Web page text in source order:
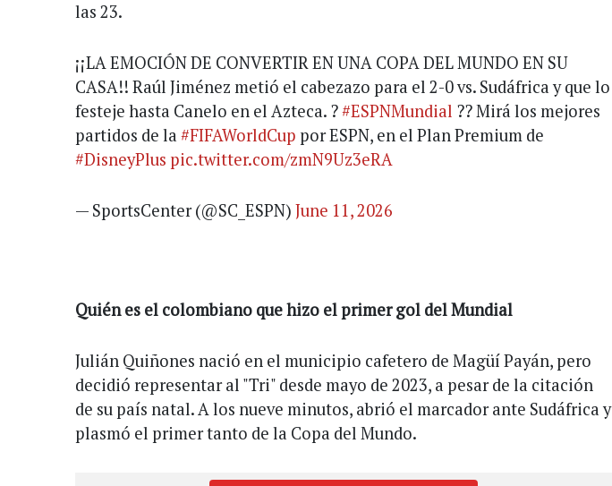
las 23.
¡¡LA EMOCIÓN DE CONVERTIR EN UNA COPA DEL MUNDO EN SU
CASA!! Raúl Jiménez metió el cabezazo para el 2-0 vs. Sudáfrica y que lo
festeje hasta Canelo en el Azteca. ?#ESPNMundial ?? Mirá los mejores
partidos de la #FIFAWorldCup por ESPN, en el Plan Premium de
#DisneyPlus pic.twitter.com/zmN9Uz3eRA
— SportsCenter (@SC_ESPN) June 11, 2026
Quién es el colombiano que hizo el primer gol del Mundial
Julián Quiñones nació en el municipio cafetero de Magüí Payán, pero
decidió representar al "Tri" desde mayo de 2023, a pesar de la citación
de su país natal. A los nueve minutos, abrió el marcador ante Sudáfrica y
plasmó el primer tanto de la Copa del Mundo.